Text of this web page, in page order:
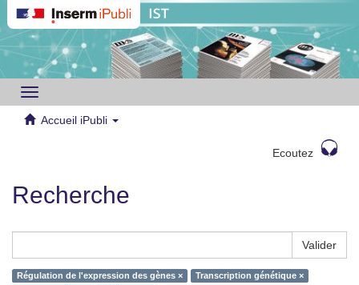
Toggle
navigation
Accueil iPubli
Ecoutez
Recherche
Valider
Régulation de l'expression des gènes ×
Transcription génétique ×